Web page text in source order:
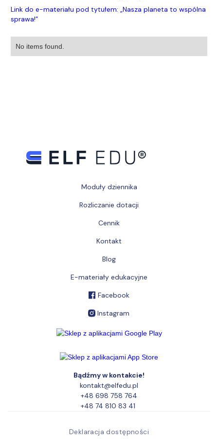
Link do e-materiału pod tytułem: „Nasza planeta to wspólna
sprawa!”
No items found.
Moduły dziennika
Rozliczanie dotacji
Cennik
Kontakt
Blog
E-materiały edukacyjne
Facebook
Instagram
Bądźmy w kontakcie!
kontakt@elfedu.pl
+48 698 758 764
+48 74 810 83 41
Deklaracja dostępności